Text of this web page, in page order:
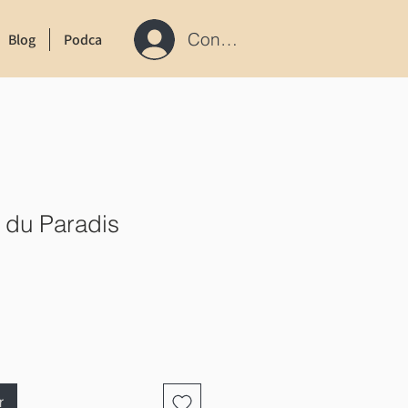
Blog Podcast ContactConnexion / S'inscrire
du Paradis